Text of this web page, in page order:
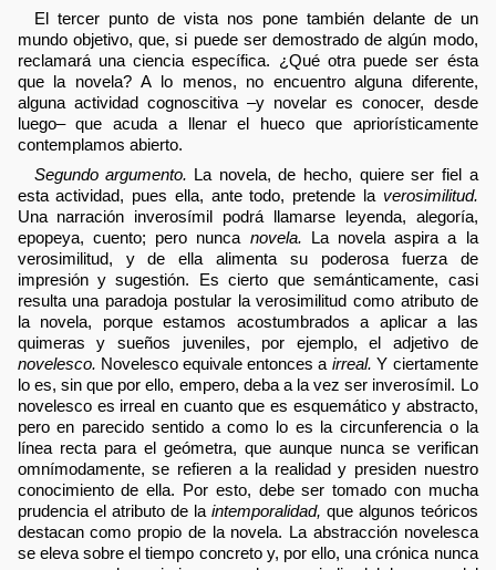
El tercer punto de vista nos pone también delante de un
mundo objetivo, que, si puede ser demostrado de algún modo,
reclamará una ciencia específica. ¿Qué otra puede ser ésta
que la novela? A lo menos, no encuentro alguna diferente,
alguna actividad cognoscitiva –y novelar es conocer, desde
luego– que acuda a llenar el hueco que apriorísticamente
contemplamos abierto.
Segundo argumento. La novela, de hecho, quiere ser fiel a
esta actividad, pues ella, ante todo, pretende la verosimilitud.
Una narración inverosímil podrá llamarse leyenda, alegoría,
epopeya, cuento; pero nunca novela. La novela aspira a la
verosimilitud, y de ella alimenta su poderosa fuerza de
impresión y sugestión. Es cierto que semánticamente, casi
resulta una paradoja postular la verosimilitud como atributo de
la novela, porque estamos acostumbrados a aplicar a las
quimeras y sueños juveniles, por ejemplo, el adjetivo de
novelesco. Novelesco equivale entonces a irreal. Y ciertamente
lo es, sin que por ello, empero, deba a la vez ser inverosímil. Lo
novelesco es irreal en cuanto que es esquemático y abstracto,
pero en parecido sentido a como lo es la circunferencia o la
línea recta para el geómetra, que aunque nunca se verifican
omnímodamente, se refieren a la realidad y presiden nuestro
conocimiento de ella. Por esto, debe ser tomado con mucha
prudencia el atributo de la intemporalidad, que algunos teóricos
destacan como propio de la novela. La abstracción novelesca
se eleva sobre el tiempo concreto y, por ello, una crónica nunca